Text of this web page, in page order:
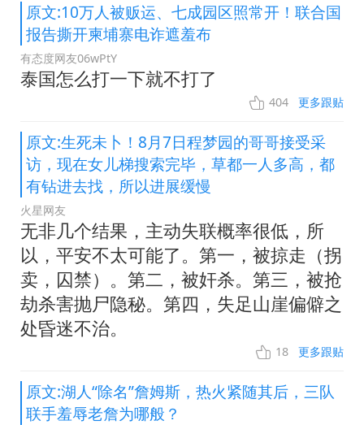
原文:10万人被贩运、七成园区照常开！联合国
报告撕开柬埔寨电诈遮羞布
有态度网友06wPtY
泰国怎么打一下就不打了
404 更多跟贴
原文:生死未卜！8月7日程梦园的哥哥接受采
访，现在女儿梯搜索完毕，草都一人多高，都
有钻进去找，所以进展缓慢
火星网友
无非几个结果，主动失联概率很低，所
以，平安不太可能了。第一，被掠走（拐
卖，囚禁）。第二，被奸杀。第三，被抢
劫杀害抛尸隐秘。第四，失足山崖偏僻之
处昏迷不治。
18 更多跟贴
原文:湖人“除名”詹姆斯，热火紧随其后，三队
联手羞辱老詹为哪般？